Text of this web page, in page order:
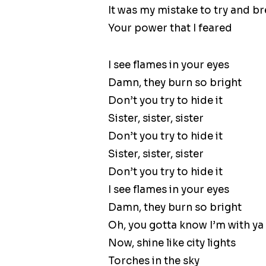
It was my mistake to try and
Your power that I feared
I see flames in your eyes
Damn, they burn so bright
Don’t you try to hide it
Sister, sister, sister
Don’t you try to hide it
Sister, sister, sister
Don’t you try to hide it
I see flames in your eyes
Damn, they burn so bright
Oh, you gotta know I’m with ya
Now, shine like city lights
Torches in the sky